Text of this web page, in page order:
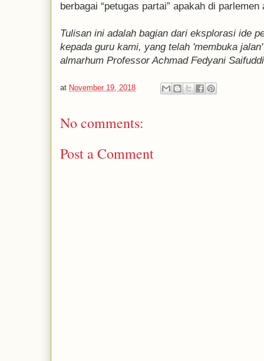
berbagai “petugas partai” apakah di
Tulisan ini adalah bagian dari eksplorasi ide
kepada guru kami, yang telah 'membuka
almarhum Professor Achmad Fedyani
at November 19, 2018
No comments:
Post a Comment